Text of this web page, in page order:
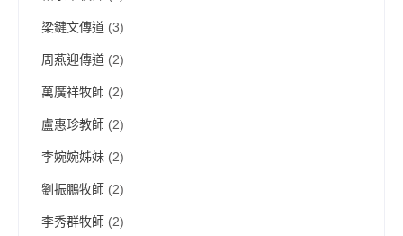
梁鍵文傳道 (3)
周燕迎傳道 (2)
萬廣祥牧師 (2)
盧惠珍教師 (2)
李婉婉姊妹 (2)
劉振鵬牧師 (2)
李秀群牧師 (2)